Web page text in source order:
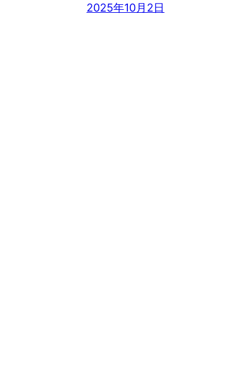
2025年10月2日